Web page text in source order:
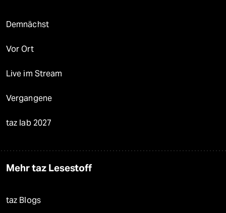
Demnächst
Vor Ort
Live im Stream
Vergangene
taz lab 2027
Mehr taz Lesestoff
taz Blogs